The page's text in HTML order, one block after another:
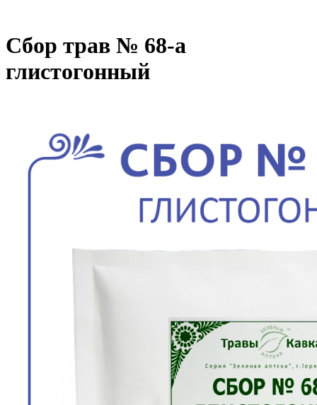
Сбор трав № 68-а
глистогонный